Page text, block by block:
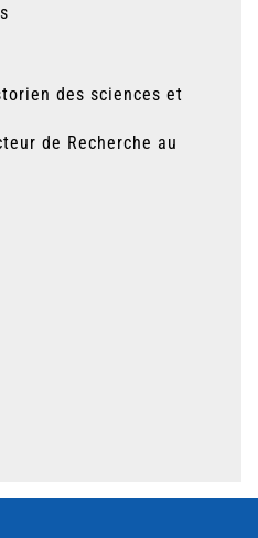
des sciences et
de Recherche au